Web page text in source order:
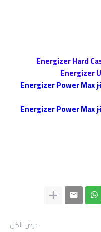
مواصفات و مميزات هاتف إينيرجينز Energizer Power Max
مواصفات و مميزات هاتف إينيرجينز Energizer Power Max
عرض الكل